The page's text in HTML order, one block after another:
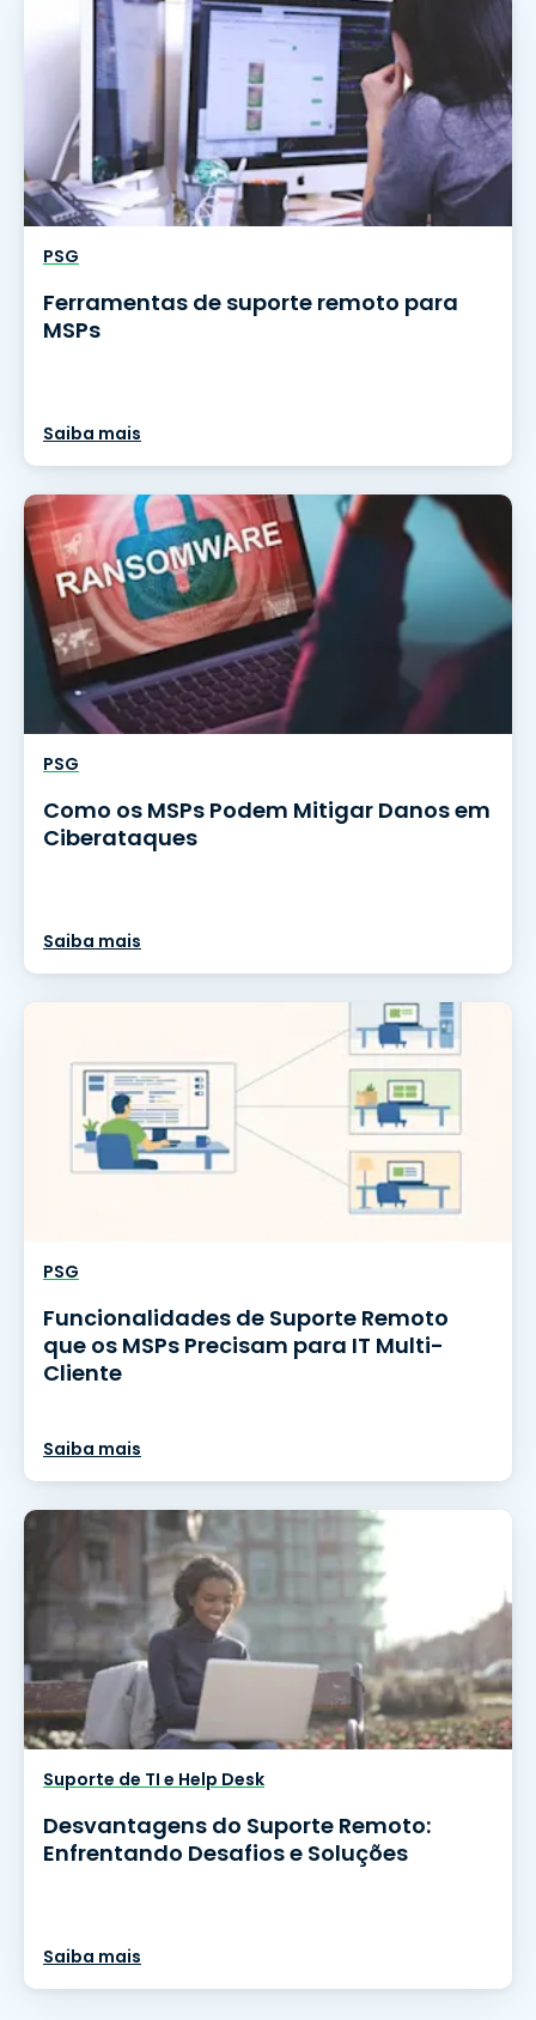
PSG
Ferramentas de suporte remoto para
MSPs
Saiba mais
PSG
Como os MSPs Podem Mitigar Danos em
Ciberataques
Saiba mais
PSG
Funcionalidades de Suporte Remoto
que os MSPs Precisam para IT Multi-
Cliente
Saiba mais
Suporte de TI e Help Desk
Desvantagens do Suporte Remoto:
Enfrentando Desafios e Soluções
Saiba mais